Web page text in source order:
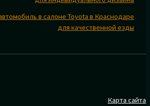
в салоне Toyota в Краснодаре
для качественной езды
Карта сайта